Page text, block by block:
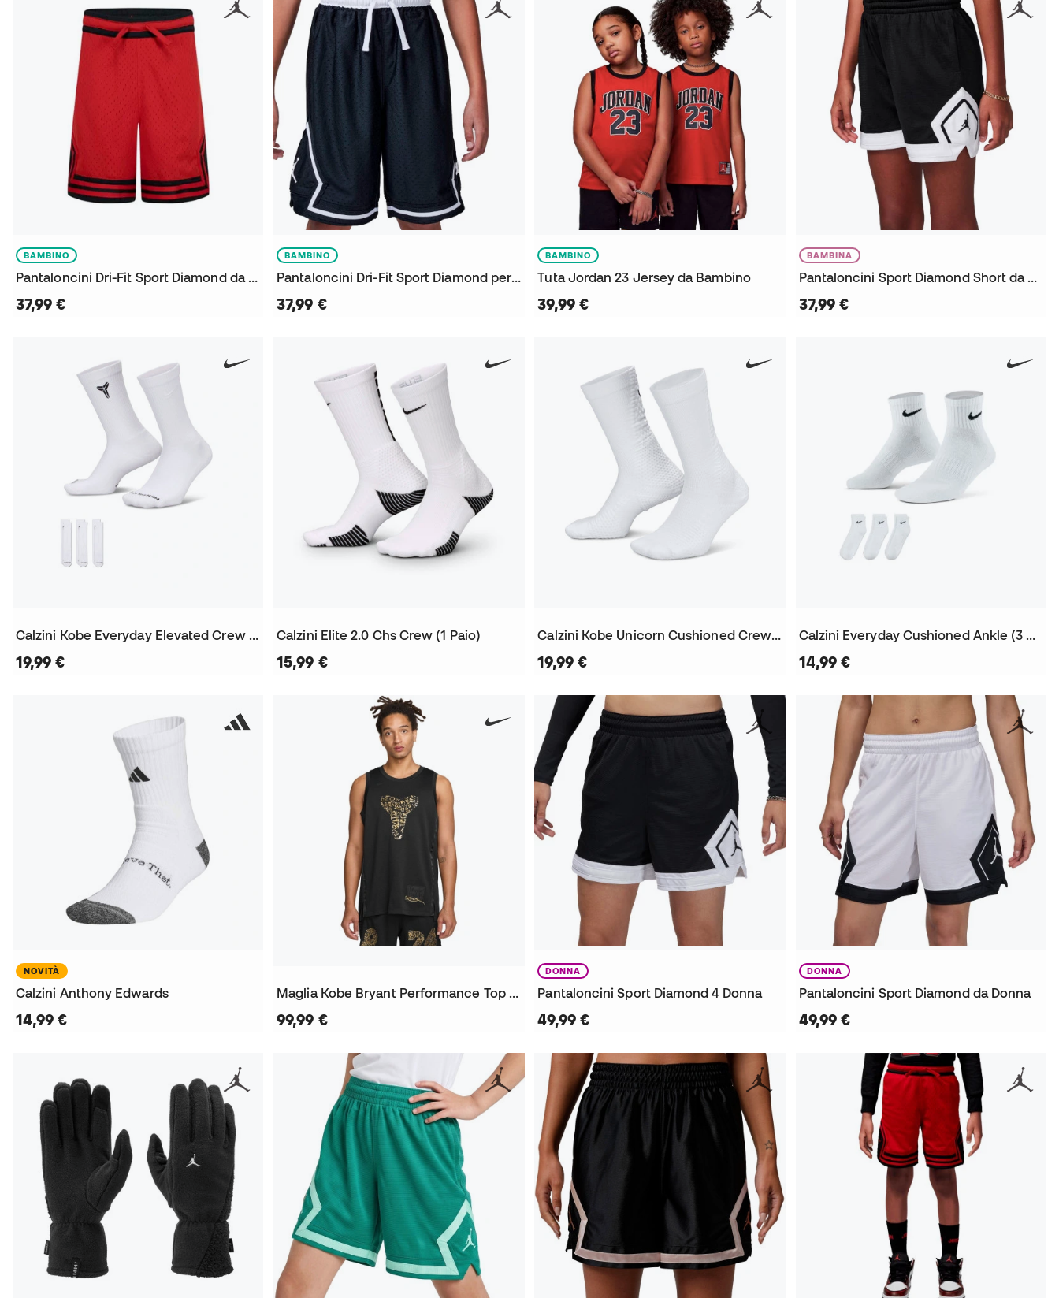
BAMBINO
Pantaloncini Dri-Fit Sport Diamond da Bambino
37,99 €
BAMBINO
Pantaloncini Dri-Fit Sport Diamond per Bambini
37,99 €
BAMBINO
Tuta Jordan 23 Jersey da Bambino
39,99 €
BAMBINA
Pantaloncini Sport Diamond Short da Bambina
37,99 €
Calzini Kobe Everyday Elevated Crew (3 paia)
19,99 €
Calzini Elite 2.0 Chs Crew (1 Paio)
15,99 €
Calzini Kobe Unicorn Cushioned Crew (1 paio)
19,99 €
Calzini Everyday Cushioned Ankle (3 Paio)
14,99 €
NOVITÀ
Calzini Anthony Edwards
14,99 €
Maglia Kobe Bryant Performance Top Mamba Day
99,99 €
DONNA
Pantaloncini Sport Diamond 4 Donna
49,99 €
DONNA
Pantaloncini Sport Diamond da Donna
49,99 €